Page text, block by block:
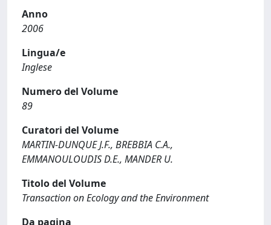
Anno
2006
Lingua/e
Inglese
Numero del Volume
89
Curatori del Volume
MARTIN-DUNQUE J.F., BREBBIA C.A.,
EMMANOULOUDIS D.E., MANDER U.
Titolo del Volume
Transaction on Ecology and the Environment
Da pagina